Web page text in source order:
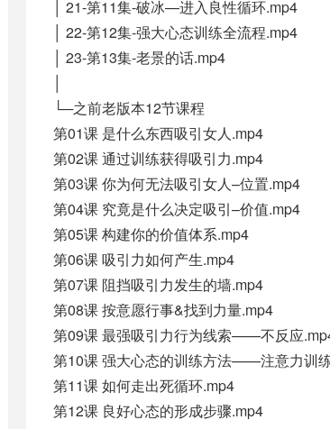
│ 21-第11集-破冰—进入良性循环.mp4
│ 22-第12集-强大心态训练全流程.mp4
│ 23-第13集-老景的话.mp4
└─之前老版本12节课程
第01课 是什么东西吸引女人.mp4
第02课 通过训练获得吸引力.mp4
第03课 你为何无法吸引女人–位置.mp4
第04课 究竟是什么决定吸引–价值.mp4
第05课 构建你的价值体系.mp4
第06课 吸引力如何产生.mp4
第07课 阻挡吸引力发生的墙.mp4
第08课 按意愿行事&找到力量.mp4
第09课 最强吸引力行为线索——不反应
第10课 强大心态的训练方法——注意力训
第11课 如何走出死循环.mp4
第12课 良好心态的形成步骤.mp4